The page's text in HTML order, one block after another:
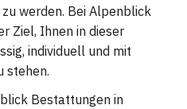
werden. Bei Alpenblick
Ziel, Ihnen in dieser
individuell und mit
stehen.
Bestattungen in